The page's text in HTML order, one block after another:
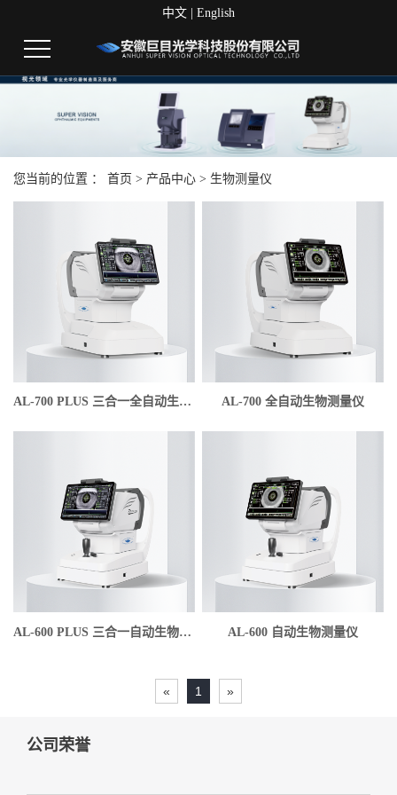
中文 English
您当前的位置 ： 首页 > 产品中心 > 生物测量仪
AL-700 PLUS 三合一全自动生物测量仪 AL-700 全自动生物测量仪
AL-600 PLUS 三合一自动生物测量仪 AL-600 自动生物测量仪
« 1 »
公司荣誉